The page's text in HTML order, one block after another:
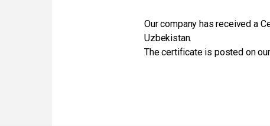
Our company has received a
Uzbekistan.
The certificate is posted on